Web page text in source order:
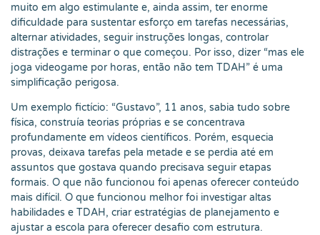
muito em algo estimulante e, ainda assim, ter enorme
dificuldade para sustentar esforço em tarefas necessárias,
alternar atividades, seguir instruções longas, controlar
distrações e terminar o que começou. Por isso, dizer “mas ele
joga videogame por horas, então não tem TDAH” é uma
simplificação perigosa.
Um exemplo fictício: “Gustavo”, 11 anos, sabia tudo sobre
física, construía teorias próprias e se concentrava
profundamente em vídeos científicos. Porém, esquecia
provas, deixava tarefas pela metade e se perdia até em
assuntos que gostava quando precisava seguir etapas
formais. O que não funcionou foi apenas oferecer conteúdo
mais difícil. O que funcionou melhor foi investigar altas
habilidades e TDAH, criar estratégias de planejamento e
ajustar a escola para oferecer desafio com estrutura.